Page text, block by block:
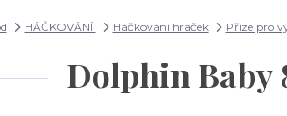
HÁČKOVÁNÍ Háčkování hraček Příze pro
Dolphin Baby